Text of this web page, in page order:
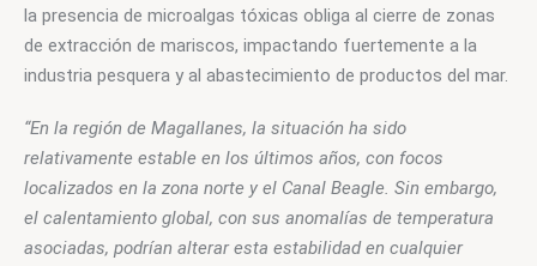
la presencia de microalgas tóxicas obliga al cierre de zonas
de extracción de mariscos, impactando fuertemente a la
industria pesquera y al abastecimiento de productos del mar.
“En la región de Magallanes, la situación ha sido
relativamente estable en los últimos años, con focos
localizados en la zona norte y el Canal Beagle. Sin embargo,
el calentamiento global, con sus anomalías de temperatura
asociadas, podrían alterar esta estabilidad en cualquier